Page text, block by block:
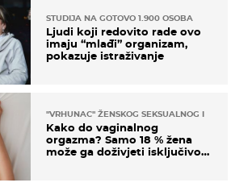
STUDIJA NA GOTOVO 1.900 OSOBA
Ljudi koji redovito rade ovo
imaju “mlađi” organizam,
pokazuje istraživanje
"VRHUNAC" ŽENSKOG SEKSUALNOG ISKUSTVA
Kako do vaginalnog
orgazma? Samo 18 % žena
može ga doživjeti isključivo